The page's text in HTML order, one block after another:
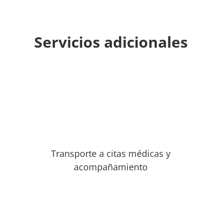
Servicios adicionales
Transporte a citas médicas y
acompañamiento